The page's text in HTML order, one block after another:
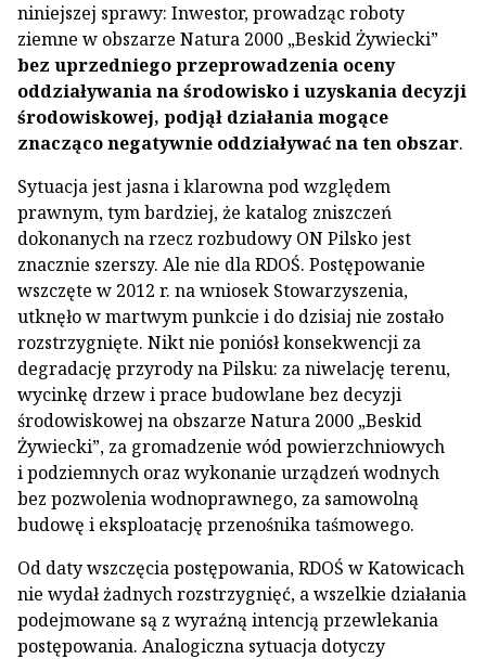
niniejszej sprawy: Inwestor, prowadząc roboty
ziemne w obszarze Natura 2000 „Beskid Żywiecki”
bez uprzedniego przeprowadzenia oceny
oddziaływania na środowisko i uzyskania decyzji
środowiskowej, podjął działania mogące
znacząco negatywnie oddziaływać na ten obszar.
Sytuacja jest jasna i klarowna pod względem
prawnym, tym bardziej, że katalog zniszczeń
dokonanych na rzecz rozbudowy ON Pilsko jest
znacznie szerszy. Ale nie dla RDOŚ. Postępowanie
wszczęte w 2012 r. na wniosek Stowarzyszenia,
utknęło w martwym punkcie i do dzisiaj nie zostało
rozstrzygnięte. Nikt nie poniósł konsekwencji za
degradację przyrody na Pilsku: za niwelację terenu,
wycinkę drzew i prace budowlane bez decyzji
środowiskowej na obszarze Natura 2000 „Beskid
Żywiecki”, za gromadzenie wód powierzchniowych
i podziemnych oraz wykonanie urządzeń wodnych
bez pozwolenia wodnoprawnego, za samowolną
budowę i eksploatację przenośnika taśmowego.
Od daty wszczęcia postępowania, RDOŚ w Katowicach
nie wydał żadnych rozstrzygnięć, a wszelkie działania
podejmowane są z wyraźną intencją przewlekania
postępowania. Analogiczna sytuacja dotyczy